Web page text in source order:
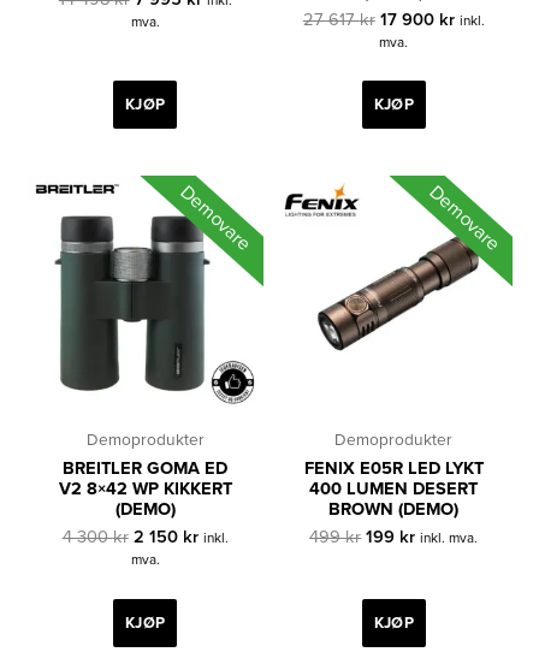
pris
498 kr.
mva.
KJØP
27 617kr Opprinnelig
pris
27
617 kr.
17 900 kr inkl.
mva.
KJØP
Demovare
Demoprodukter
BREITLER GOMA ED
V2 8×42 WP KIKKERT
(DEMO)
4 300kr Opprinnelig
pris
4
300 kr.
2 150 krNåværende
inkl.
mva.
KJØP
Demovare
Demoprodukter
FENIX E05R LED LYKT
400 LUMEN DESERT
BROWN (DEMO)
499kr Opprinnelig
499 kr.
199 krNåværende
199 kr.
inkl. mva.
KJØP